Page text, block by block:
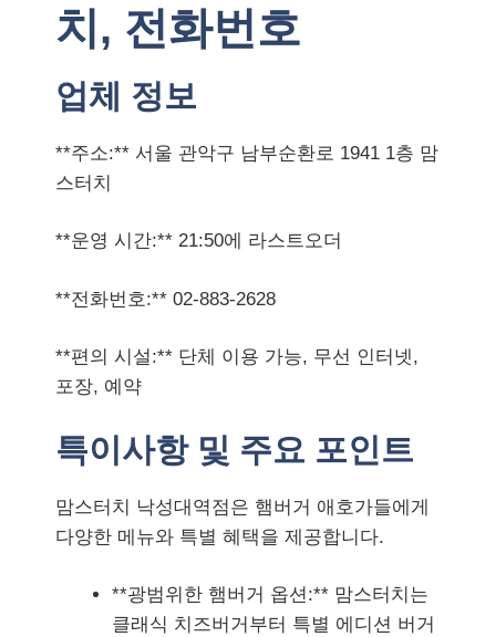
치, 전화번호
업체 정보
**주소:** 서울 관악구 남부순환로 1941 1층 맘
스터치
**운영 시간:** 21:50에 라스트오더
**전화번호:** 02-883-2628
**편의 시설:** 단체 이용 가능, 무선 인터넷,
포장, 예약
특이사항 및 주요 포인트
맘스터치 낙성대역점은 햄버거 애호가들에게
다양한 메뉴와 특별 혜택을 제공합니다.
**광범위한 햄버거 옵션:** 맘스터치는
클래식 치즈버거부터 특별 에디션 버거